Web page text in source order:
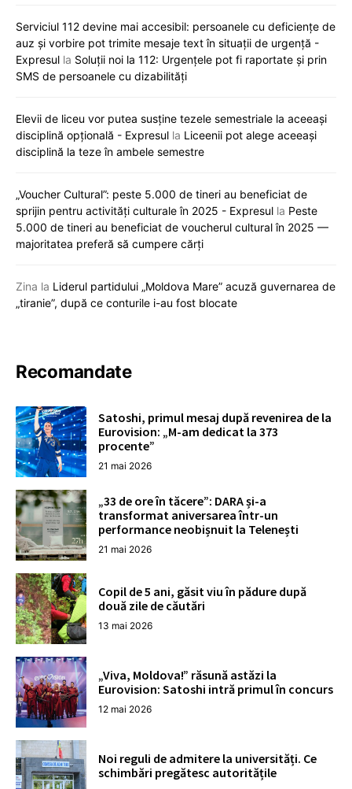
Serviciul 112 devine mai accesibil: persoanele cu deficiențe de
auz și vorbire pot trimite mesaje text în situații de urgență -
Expresul la Soluții noi la 112: Urgențele pot fi raportate și prin
SMS de persoanele cu dizabilități
Elevii de liceu vor putea susține tezele semestriale la aceeași
disciplină opțională - Expresul la Liceenii pot alege aceeași
disciplină la teze în ambele semestre
„Voucher Cultural”: peste 5.000 de tineri au beneficiat de
sprijin pentru activități culturale în 2025 - Expresul la Peste
5.000 de tineri au beneficiat de voucherul cultural în 2025 —
majoritatea preferă să cumpere cărți
Zina la Liderul partidului „Moldova Mare” acuză guvernarea de
„tiranie”, după ce conturile i-au fost blocate
Recomandate
Satoshi, primul mesaj după revenirea de la
Eurovision: „M-am dedicat la 373
procente”
21 mai 2026
„33 de ore în tăcere”: DARA și-a
transformat aniversarea într-un
performance neobișnuit la Telenești
21 mai 2026
Copil de 5 ani, găsit viu în pădure după
două zile de căutări
13 mai 2026
„Viva, Moldova!” răsună astăzi la
Eurovision: Satoshi intră primul în concurs
12 mai 2026
Noi reguli de admitere la universități. Ce
schimbări pregătesc autoritățile